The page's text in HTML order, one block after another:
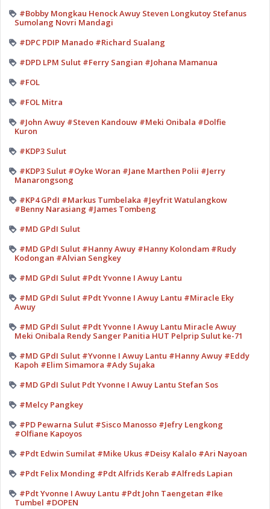
#Bobby Mongkau Henock Awuy Steven Longkutoy Stefanus
Sumolang Novri Mandagi
#DPC PDIP Manado #Richard Sualang
#DPD LPM Sulut #Ferry Sangian #Johana Mamanua
#FOL
#FOL Mitra
#John Awuy #Steven Kandouw #Meki Onibala #Dolfie
Kuron
#KDP3 Sulut
#KDP3 Sulut #Oyke Woran #Jane Marthen Polii #Jerry
Manarongsong
#KP4 GPdI #Markus Tumbelaka #Jeyfrit Watulangkow
#Benny Narasiang #James Tombeng
#MD GPdI Sulut
#MD GPdI Sulut #Hanny Awuy #Hanny Kolondam #Rudy
Kodongan #Alvian Sengkey
#MD GPdI Sulut #Pdt Yvonne I Awuy Lantu
#MD GPdI Sulut #Pdt Yvonne I Awuy Lantu #Miracle Eky
Awuy
#MD GPdI Sulut #Pdt Yvonne I Awuy Lantu Miracle Awuy
Meki Onibala Rendy Sanger Panitia HUT Pelprip Sulut ke-71
#MD GPdI Sulut #Yvonne I Awuy Lantu #Hanny Awuy #Eddy
Kapoh #Elim Simamora #Ady Sujaka
#MD GPdI Sulut Pdt Yvonne I Awuy Lantu Stefan Sos
#Melcy Pangkey
#PD Pewarna Sulut #Sisco Manosso #Jefry Lengkong
#Olfiane Kapoyos
#Pdt Edwin Sumilat #Mike Ukus #Deisy Kalalo #Ari Nayoan
#Pdt Felix Monding #Pdt Alfrids Kerab #Alfreds Lapian
#Pdt Yvonne I Awuy Lantu #Pdt John Taengetan #Ike
Tumbel #DOPEN